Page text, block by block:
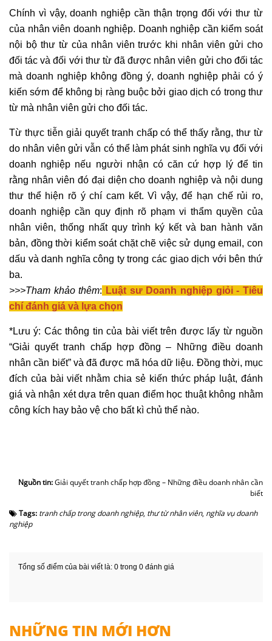
Chính vì vậy,doanh nghiệp cần thận trọng đối với thư từ
của nhân viên doanh nghiệp. Doanh nghiệp cần kiểm soát
nội bộ thư từ của nhân viên trước khi nhân viên gửi cho
đối tác và đối với thư từ đã được nhân viên gửi cho đối tác
mà doanh nghiệp không đồng ý, doanh nghiệp phải có ý
kiến sớm để không bị ràng buộc bởi giao dịch có trong thư
từ mà nhân viên gửi cho đối tác.
Từ thực tiễn giải quyếttranh chấpcó thể thấy rằng, thư từ
do nhân viên gửi vẫn có thể làm phát sinh nghĩa vụ đối với
doanh nghiệp nếu người nhận có căn cứ hợp lý để tin
rằng nhân viên đó đại diện chodoanh nghiệp và nội dung
thư thể hiện rõ ý chí cam kết. Vì vậy, để hạn chế rủi ro,
doanh nghiệp cần quy định rõ phạm vi thẩm quyền của
nhân viên, thống nhất quy trình ký kết và ban hành văn
bản, đồng thời kiểm soát chặt chẽ việc sử dụng email, con
dấu và danh nghĩa công ty trong các giao dịch với bên thứ
ba.
>>>Tham khảo thêm: Luật sư Doanh nghiệp giỏi - Tiêu
chí đánh giá và lựa chọn
*Lưu ý: Các thông tin của bài viết trên được lấy từ nguồn
“Giải quyết tranh chấp hợp đồng – Những điều doanh
nhân cần biết” và đã được mã hóa dữ liệu. Đồng thời, mục
đích của bài viết nhằm chia sẻ kiến thức pháp luật, đánh
giá và nhận xét dựa trên quan điểm học thuật không nhằm
công kích hay bảo vệ cho bất kì chủ thể nào.
Nguồn tin:Giải quyết tranh chấp hợp đồng – Những điều doanh nhân cần
biết
Tags: tranh chấp trong doanh nghiệp, thư từ nhân viên, nghĩa vụ doanh
nghiệp
Tổng số điểm của bài viết là: 0 trong 0 đánh giá
NHỮNG TIN MỚI HƠN